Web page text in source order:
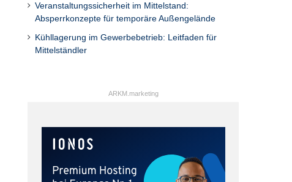
Veranstaltungssicherheit im Mittelstand:
Absperrkonzepte für temporäre Außengelände
Kühllagerung im Gewerbebetrieb: Leitfaden für
Mittelständler
ARKM.marketing